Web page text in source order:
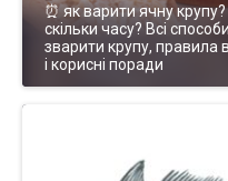
⏰ як варити ячну крупу?
скільки часу? Всі способи
зварити крупу, правила
і корисні поради